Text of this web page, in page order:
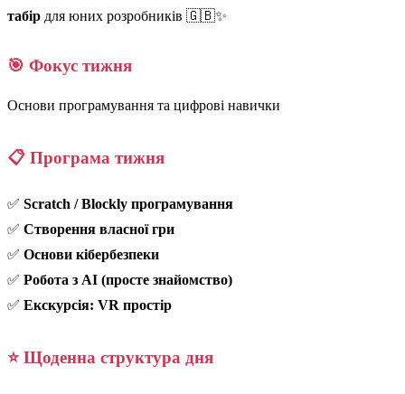
табір для юних розробників 🇬🇧✨
🎯 Фокус тижня
Основи програмування та цифрові навички
📋 Програма тижня
✅ Scratch / Blockly програмування
✅ Створення власної гри
✅ Основи кібербезпеки
✅ Робота з AI (просте знайомство)
✅ Екскурсія: VR простір
⭐ Щоденна структура дня